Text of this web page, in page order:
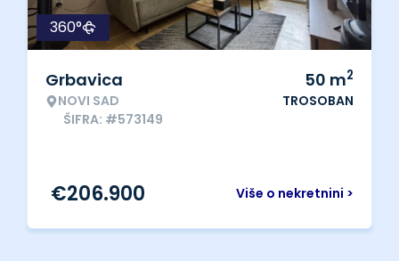
360°
Grbavica
NOVI SAD
ŠIFRA: #573149
50 m2
TROSOBAN
Više o nekretnini >
€206.900